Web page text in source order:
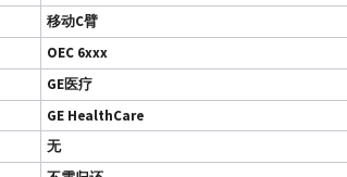
移动C臂
OEC 6xxx
GE医疗
GE HealthCare
无